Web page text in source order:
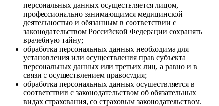
персональных данных осуществляется лицом,
профессионально занимающимся медицинской
деятельностью и обязанным в соответствии с
законодательством Российской Федерации сохранять
врачебную тайну;
обработка персональных данных необходима для
установления или осуществления прав субъекта
персональных данных или третьих лиц, а равно и в
связи с осуществлением правосудия;
обработка персональных данных осуществляется в
соответствии с законодательством об обязательных
видах страхования, со страховым законодательством.